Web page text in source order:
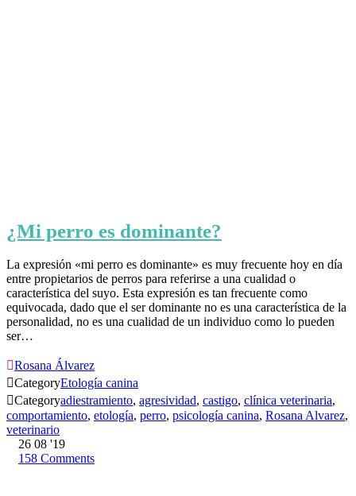
¿Mi perro es dominante?
La expresión «mi perro es dominante» es muy frecuente hoy en día
entre propietarios de perros para referirse a una cualidad o
característica del suyo. Esta expresión es tan frecuente como
equivocada, dado que el ser dominante no es una característica de la
personalidad, no es una cualidad de un individuo como lo pueden
ser…
Rosana Álvarez
CategoryEtología canina
Categoryadiestramiento, agresividad, castigo, clínica veterinaria,
comportamiento, etología, perro, psicología canina, Rosana Alvarez,
veterinario
26 08 '19
158 Comments